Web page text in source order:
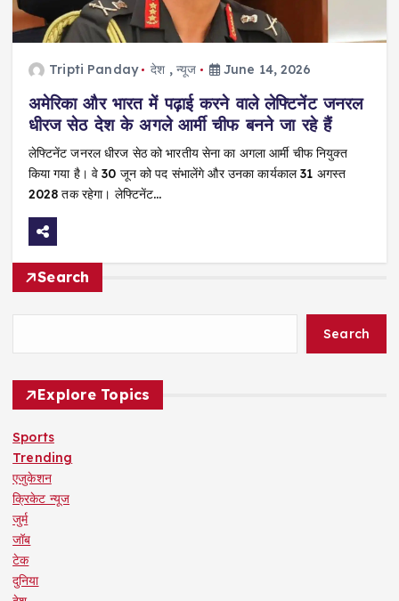
Tripti Panday देश , न्यूज June 14, 2026
अमेरिका और भारत में पढ़ाई करने वाले लेफ्टिनेंट जनरल
धीरज सेठ देश के अगले आर्मी चीफ बनने जा रहे हैं
लेफ्टिनेंट जनरल धीरज सेठ को भारतीय सेना का अगला आर्मी चीफ नियुक्त
किया गया है। वे 30 जून को पद संभालेंगे और उनका कार्यकाल 31 अगस्त
2028 तक रहेगा। लेफ्टिनेंट…
Search
Search
Explore Topics
Sports
Trending
एजुकेशन
क्रिकेट न्यूज
जुर्म
जॉब
टेक
दुनिया